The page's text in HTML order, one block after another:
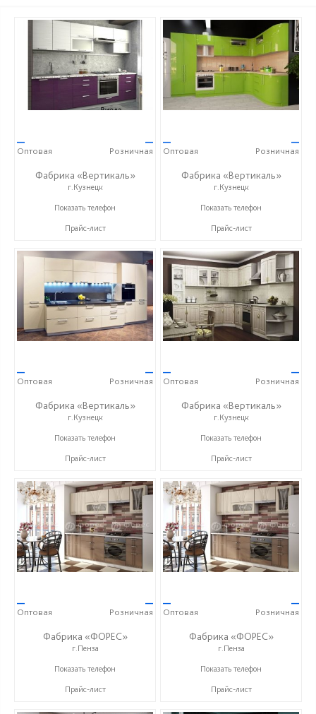
—
Оптовая
—
Розничная
Фабрика «Вертикаль»
г.Кузнецк
+7 (927) 38-059-88
Показать телефон
Прайс-лист
—
Оптовая
—
Розничная
Фабрика «Вертикаль»
г.Кузнецк
+7 (927) 38-059-88
Показать телефон
Прайс-лист
—
Оптовая
—
Розничная
Фабрика «Вертикаль»
г.Кузнецк
+7 (927) 38-059-88
Показать телефон
Прайс-лист
—
Оптовая
—
Розничная
Фабрика «Вертикаль»
г.Кузнецк
+7 (927) 38-059-88
Показать телефон
Прайс-лист
—
Оптовая
—
Розничная
Фабрика «ФОРЕС»
г.Пенза
+7 (8412) 73-85-16
Показать телефон
Прайс-лист
—
Оптовая
—
Розничная
Фабрика «ФОРЕС»
г.Пенза
+7 (8412) 73-85-16
Показать телефон
Прайс-лист